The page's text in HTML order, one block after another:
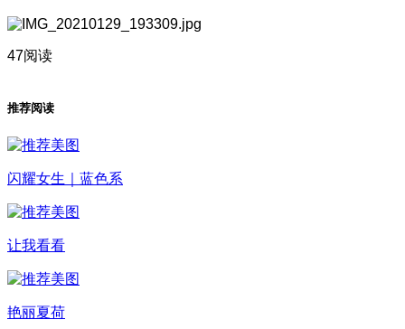
47阅读
推荐阅读
闪耀女生｜蓝色系
让我看看
艳丽夏荷